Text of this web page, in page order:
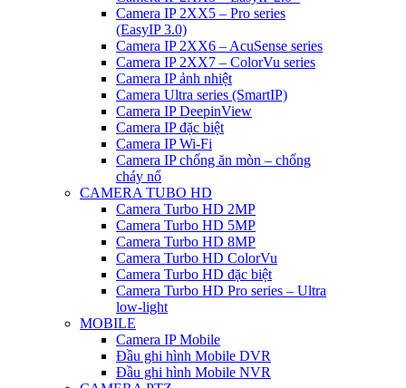
Camera IP 2XX5 – Pro series
(EasyIP 3.0)
Camera IP 2XX6 – AcuSense series
Camera IP 2XX7 – ColorVu series
Camera IP ảnh nhiệt
Camera Ultra series (SmartIP)
Camera IP DeepinView
Camera IP đặc biệt
Camera IP Wi-Fi
Camera IP chống ăn mòn – chống
cháy nổ
CAMERA TUBO HD
Camera Turbo HD 2MP
Camera Turbo HD 5MP
Camera Turbo HD 8MP
Camera Turbo HD ColorVu
Camera Turbo HD đặc biệt
Camera Turbo HD Pro series – Ultra
low-light
MOBILE
Camera IP Mobile
Đầu ghi hình Mobile DVR
Đầu ghi hình Mobile NVR